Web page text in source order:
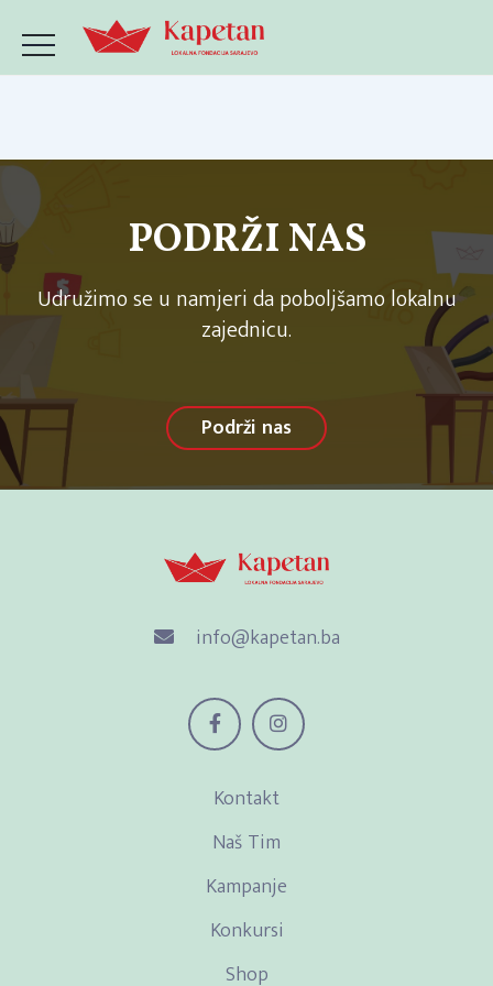
PODRŽI NAS
Udružimo se u namjeri da poboljšamo lokalnu
zajednicu.
Podrži nas
info@kapetan.ba
Kontakt
Naš Tim
Kampanje
Konkursi
Shop